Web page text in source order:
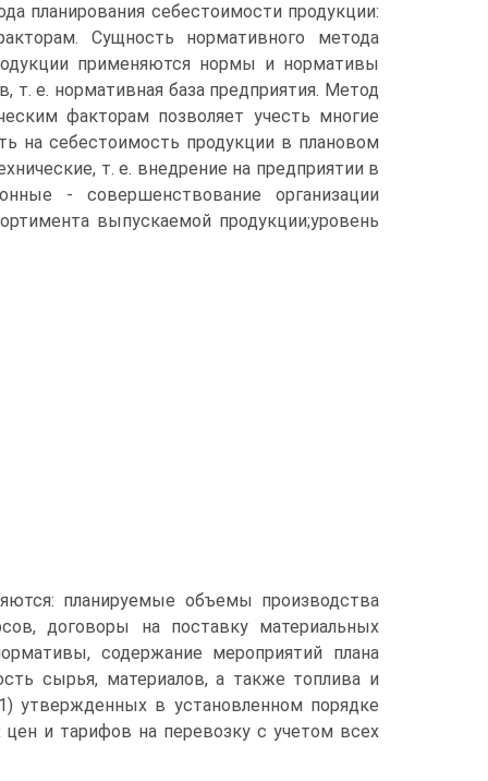
планирования себестоимости продукции:
Сущность нормативного метода
применяются нормы и нормативы
т. е. нормативная база предприятия. Метод
факторам позволяет учесть многие
на себестоимость продукции в плановом
т. е. внедрение на предприятии в
- совершенствование организации
выпускаемой продукции;уровень
планируемые объемы производства
договоры на поставку материальных
содержание мероприятий плана
сырья, материалов, а также топлива и
утвержденных в установленном порядке
и тарифов на перевозку с учетом всех